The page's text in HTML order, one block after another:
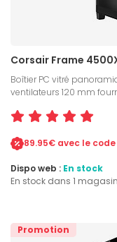
Corsair Frame
Boîtier PC vitré
ventilateurs 120 mm
89.95€ avec le code
Dispo web : En stock
En stock dans 1 magasin
Promotion